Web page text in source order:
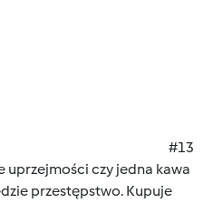
#13
uprzejmości czy jedna kawa
przestępstwo. Kupuje